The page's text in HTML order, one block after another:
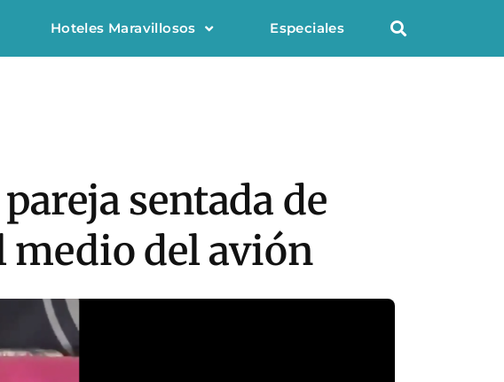
Hoteles Maravillosos Especiales
sentada de
medio del avión